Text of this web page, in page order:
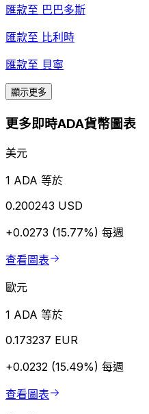
匯款至 巴巴多斯
匯款至 比利時
匯款至 貝寧
顯示更多
更多即時ADA貨幣圖表
美元
1 ADA 等於
0.200243 USD
+0.0273 (15.77%) 每週
查看圖表
歐元
1 ADA 等於
0.173237 EUR
+0.0232 (15.49%) 每週
查看圖表